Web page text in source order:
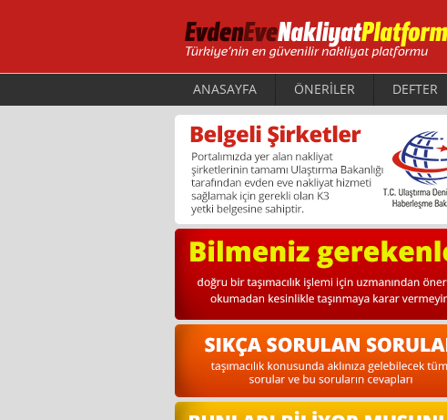
ANASAYFA ÖNERİLER DEFTER